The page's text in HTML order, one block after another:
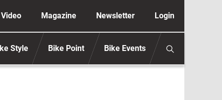
secondaria anonimo
Video Magazine Newsletter Login
Style Bike Point Bike Events